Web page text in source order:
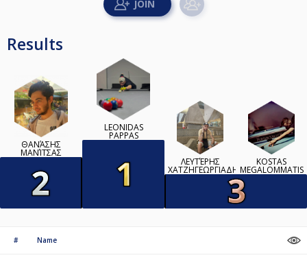
Results
ΘΑΝΆΣΗΣ
ΜΑΝΊΤΣΑΣ
LEONIDAS
PAPPAS
ΛΕΥΤΈΡΗΣ
ΧΑΤΖΗΓΕΩΡΓΙΑΔΗΣ
KOSTAS
MEGALOMMATIS
# Name